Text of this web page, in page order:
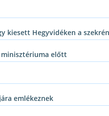
kiesett Hegyvidéken a
előtt
emlékeznek